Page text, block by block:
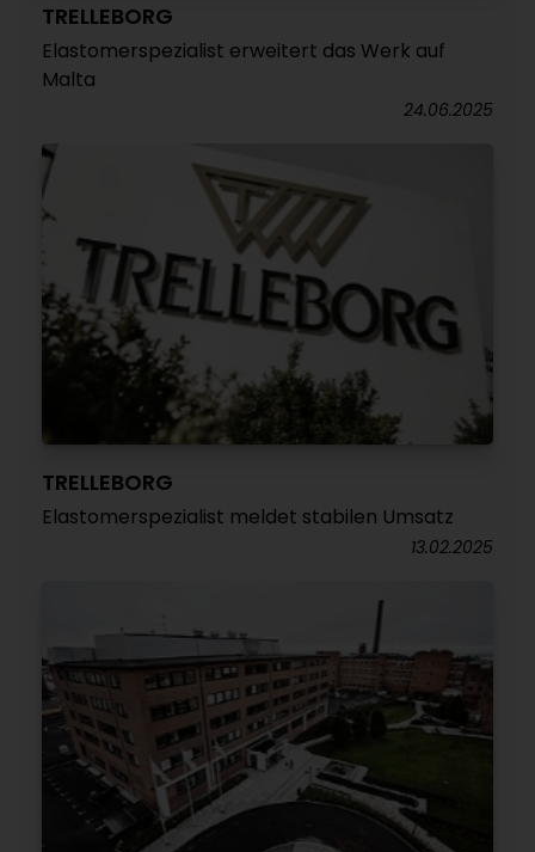
TRELLEBORG
Elastomerspezialist erweitert das Werk auf
Malta
24.06.2025
TRELLEBORG
Elastomerspezialist meldet stabilen Umsatz
13.02.2025